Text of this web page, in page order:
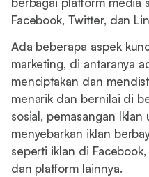
Facebook, Twitter, dan
Ada beberapa aspek
marketing, di antaranya
menciptakan dan
menarik dan bernilai di
sosial, pemasangan
menyebarkan iklan
seperti iklan di
dan platform lainnya.